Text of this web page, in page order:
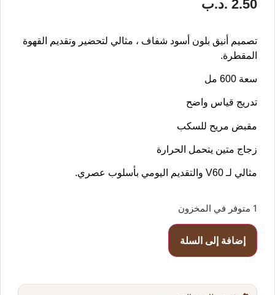
2.50 .د.ب
تصميم أنيق بلون أسود شفاف ، مثالي لتحضير وتقديم القهوة
المقطرة.
سعة 600 مل
تدريج قياس واضح
مقبض مريح للسكب
زجاج متين يتحمل الحرارة
مثالي لـ V60 والتقديم اليومي بأسلوب عصري.
1 متوفر في المخزون
إضافة إلى السلة